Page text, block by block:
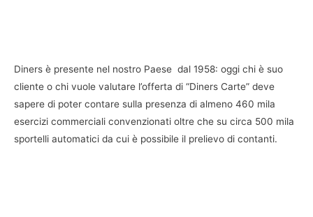
Diners è presente nel nostro Paese dal 1958: oggi chi è suo
cliente o chi vuole valutare l’offerta di “Diners Carte” deve
sapere di poter contare sulla presenza di almeno 460 mila
esercizi commerciali convenzionati oltre che su circa 500 mila
sportelli automatici da cui è possibile il prelievo di contanti.